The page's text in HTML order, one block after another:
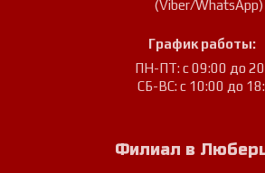
(Viber/WhatsApp)
График работы:
ПН-ПТ: с 09:00 до
СБ-ВС: с 10:00 до
Филиал в